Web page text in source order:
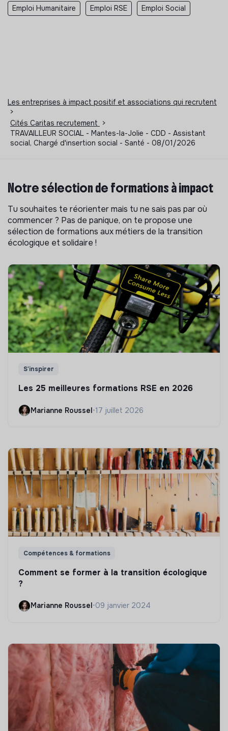
Emploi Humanitaire Emploi RSE Emploi Social
Les entreprises à impact positif et associations qui recrutent
>
Cités Caritas recrutement
>
TRAVAILLEUR SOCIAL - Mantes-la-Jolie - CDD - Assistant
social, Chargé d'insertion social - Santé - 08/01/2026
Notre sélection de formations à impact
Tu souhaites te réorienter mais tu ne sais pas par où
commencer ? Pas de panique, on te propose une
sélection de formations aux métiers de la transition
écologique et solidaire !
S'inspirer
Les 25 meilleures formations RSE en 2026
Marianne Roussel•17 juillet 2026
Compétences & formations
Comment se former à la transition écologique
?
Marianne Roussel •09 janvier 2024